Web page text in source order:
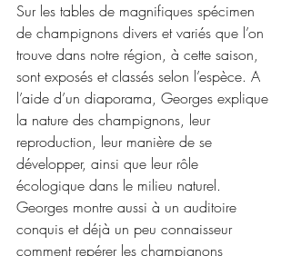
Sur les tables de magnifiques spécimen
de champignons divers et variés que l’on
trouve dans notre région, à cette saison,
sont exposés et classés selon l’espèce. A
l’aide d’un diaporama, Georges explique
la nature des champignons, leur
reproduction, leur manière de se
développer, ainsi que leur rôle
écologique dans le milieu naturel.
Georges montre aussi à un auditoire
conquis et déjà un peu connaisseur
comment repérer les champignons